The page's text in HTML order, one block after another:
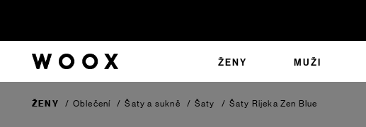
ŽENY MUŽI
ŽENY / Oblečení / Šaty a sukně / Šaty / Šaty RijekaZen Blue